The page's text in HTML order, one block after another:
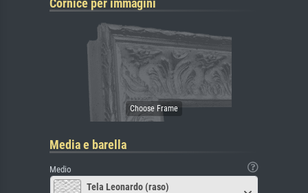
Cornice per immagini
Media e barella
Medio
Tela Leonardo (raso)